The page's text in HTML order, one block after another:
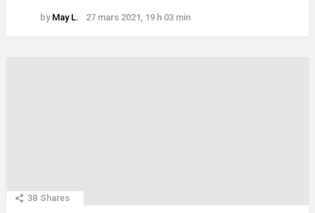
by May L. 27 mars 2021, 19 h 03 min
38 Shares